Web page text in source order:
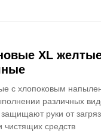
XL
с хлопоковым
различных
руки от
средств